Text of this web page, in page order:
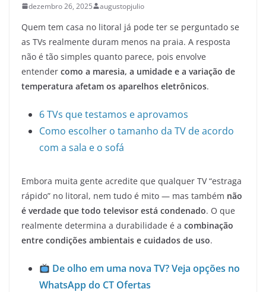
dezembro 26, 2025 augustopjulio
Quem tem casa no litoral já pode ter se perguntado se
as TVs realmente duram menos na praia. A resposta
não é tão simples quanto parece, pois envolve
entender como a maresia, a umidade e a variação de
temperatura afetam os aparelhos eletrônicos.
6 TVs que testamos e aprovamos
Como escolher o tamanho da TV de acordo
com a sala e o sofá
Embora muita gente acredite que qualquer TV “estraga
rápido” no litoral, nem tudo é mito — mas também não
é verdade que todo televisor está condenado. O que
realmente determina a durabilidade é a combinação
entre condições ambientais e cuidados de uso.
De olho em uma nova TV? Veja opções no
WhatsApp do CT Ofertas